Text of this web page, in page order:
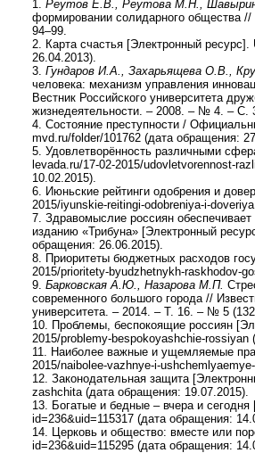
1. Реутов Е.В., Реутова М.Н.,
формировании солидарного общества
94–99.
2. Карта счастья [Электронный
26.04.2013).
3. Гундаров И.А., Захарьящева О.В.,
человека: механизм управления
Вестник Российского университета
жизнедеятельности. – 2008. – № 4. – С.
4. Состояние преступности /
mvd.ru/folder/101762 (дата обращения:
5. Удовлетворённость различными
levada.ru/17-02-2015/udovletvorennost-
10.02.2015).
6. Июньские рейтинги одобрения и
2015/iyunskie-reitingi-odobreniya-i-
7. Здравомыслие россиян
изданию «Трибуна» [Электронный
обращения: 26.06.2015).
8. Приоритеты бюджетных расходов
2015/prioritety-byudzhetnykh-raskhodov-
9. Барковская А.Ю., Назарова М.П.
современного большого города //
университета. – 2014. – Т. 16. – № 5
10. Проблемы, беспокоящие россиян
2015/problemy-bespokoyashchie-
11. Наиболее важные и ущемляемые
2015/naibolee-vazhnye-i-
12. Законодательная защита
zashchita (дата обращения: 19.07.2015).
13. Богатые и бедные – вчера и
id=236&uid=115317 (дата обращения:
14. Церковь и общество: вместе или
id=236&uid=115295 (дата обращения: